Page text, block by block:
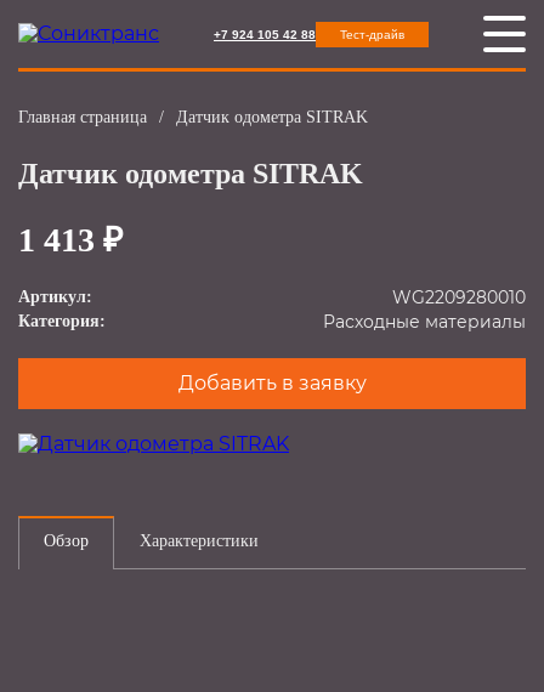
+7 924 105 42 88 Тест-драйв
Главная страница / Датчик одометра SITRAK
Датчик одометра SITRAK
1 413 ₽
Артикул: WG2209280010
Категория: Расходные материалы
Добавить в заявку
Обзор Характеристики